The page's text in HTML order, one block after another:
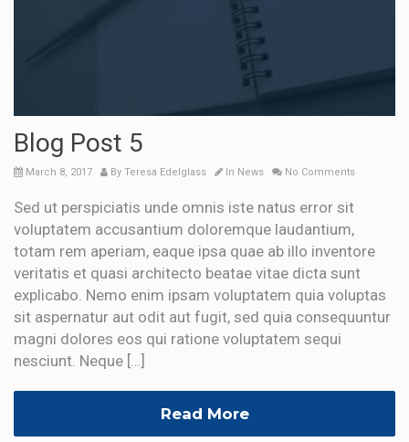
Blog Post 5
March 8, 2017 By Teresa Edelglass In News No Comments
Sed ut perspiciatis unde omnis iste natus error sit
voluptatem accusantium doloremque laudantium,
totam rem aperiam, eaque ipsa quae ab illo inventore
veritatis et quasi architecto beatae vitae dicta sunt
explicabo. Nemo enim ipsam voluptatem quia voluptas
sit aspernatur aut odit aut fugit, sed quia consequuntur
magni dolores eos qui ratione voluptatem sequi
nesciunt. Neque […]
Read More